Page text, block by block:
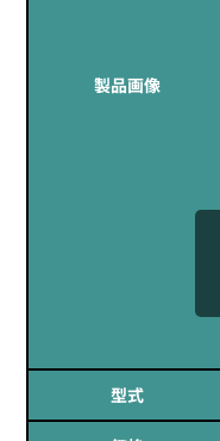
製品画像
型式